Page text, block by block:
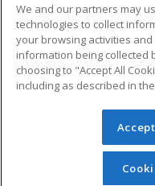
Military
Financial Assistance
Help
© 2026 ed2go, a
reserved. The material
redistributed
We and our partners may
technologies to collect
your browsing activities
information being collected
choosing to "Accept All
including as described in the